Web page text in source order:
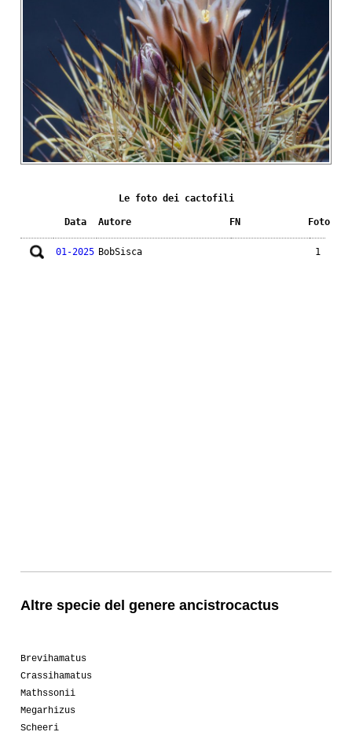
Le foto dei cactofili
Data Autore FN Foto
01-2025 BobSisca 1
Altre specie del genere ancistrocactus
Brevihamatus
Crassihamatus
Mathssonii
Megarhizus
Scheeri